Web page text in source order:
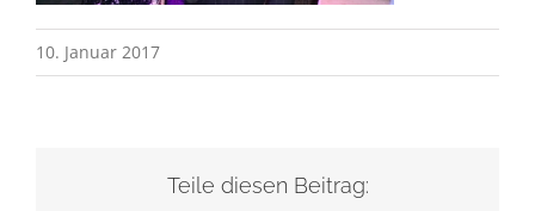
10. Januar 2017
Teile diesen Beitrag: